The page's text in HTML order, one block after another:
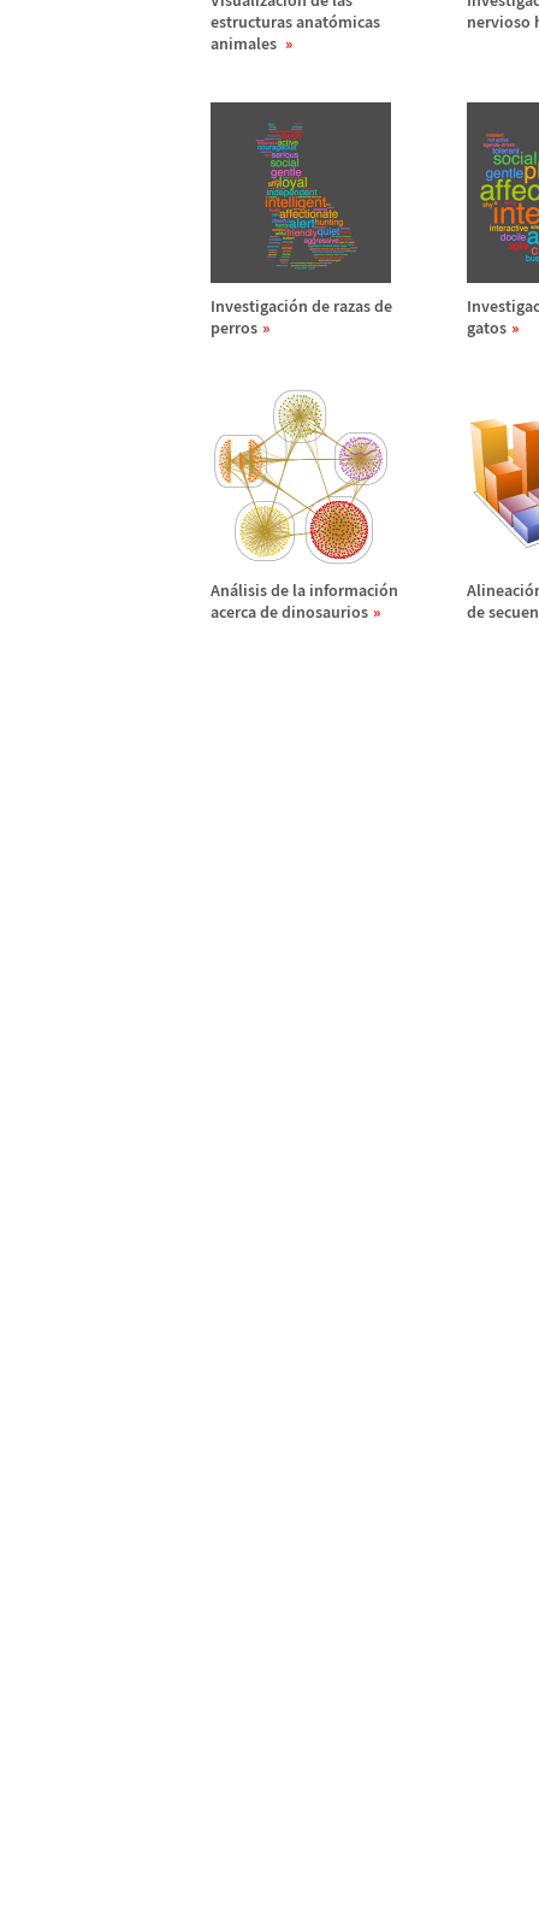
estructuras anatómicas
animales
nervioso
Investigación de razas de
perros
gatos
Análisis de la información
acerca de dinosaurios
Alineació
de